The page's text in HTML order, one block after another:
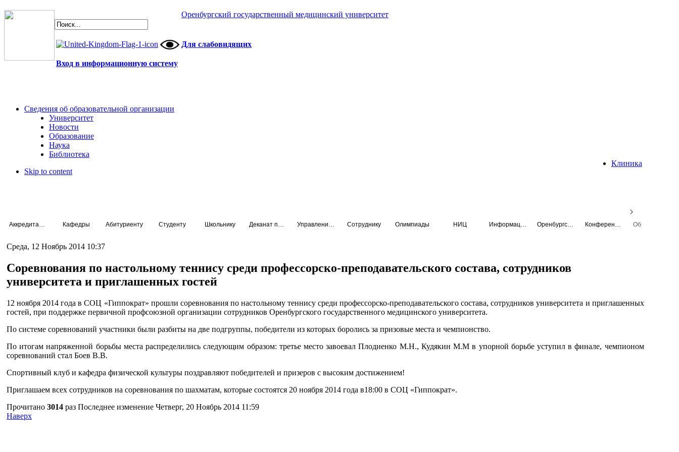
Оренбургский государственный медицинский университет
Для слабовидящих
Вход в информационную систему
Сведения об образовательной организации
Университет
Новости
Образование
Наука
Библиотека
Клиника
Skip to content
Кафедры Абитуриенту Студенту Школьнику Сотруднику Олимпиады НИЦ
Среда, 12 Ноябрь 2014 10:37
Соревнования по настольному теннису среди профессорско-преподавательского состава, сотрудников
университета и приглашенных гостей
12 ноября 2014 года в СОЦ «Гиппократ» прошли соревнования по настольному теннису среди профессорско-преподавательского состава, сотрудников университета и приглашенных
гостей, при поддержке первичной профсоюзной организации сотрудников Оренбургского государственного медицинского университета.
По системе соревнований участники были разбиты на две подгруппы, победители из которых боролись за призовые места и чемпионство.
По итогам напряженной борьбы места распределились следующим образом: третье место завоевал Плодиенко М.Н., Кудякин М.М в упорной борьбе уступил в финале, чемпионом
соревнований стал Боев В.В.
Спортивный клуб и кафедра физической культуры поздравляют победителей и призеров с высоким достижением!
Приглашаем всех сотрудников на соревнования по шахматам, которые состоятся 20 ноября 2014 года в18:00 в СОЦ «Гиппократ».
Прочитано 3014 раз Последнее изменение Четверг, 20 Ноябрь 2014 11:59
Наверх